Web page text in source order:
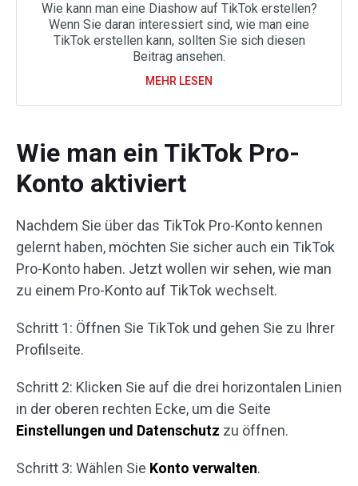
Wie kann man eine Diashow auf TikTok erstellen?
Wenn Sie daran interessiert sind, wie man eine
TikTok erstellen kann, sollten Sie sich diesen
Beitrag ansehen.
MEHR LESEN
Wie man ein TikTok Pro-
Konto aktiviert
Nachdem Sie über das TikTok Pro-Konto kennen
gelernt haben, möchten Sie sicher auch ein TikTok
Pro-Konto haben. Jetzt wollen wir sehen, wie man
zu einem Pro-Konto auf TikTok wechselt.
Schritt 1: Öffnen Sie TikTok und gehen Sie zu Ihrer
Profilseite.
Schritt 2: Klicken Sie auf die drei horizontalen Linien
in der oberen rechten Ecke, um die Seite
Einstellungen und Datenschutz zu öffnen.
Schritt 3: Wählen Sie Konto verwalten.